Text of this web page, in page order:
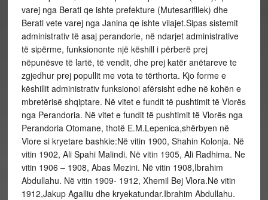
varej nga Berati qe ishte prefekture (Mutesarifllek) dhe
Berati vete varej nga Janina qe ishte vilajet.Sipas sistemit
administrativ të asaj perandorie, në ndarjet administrative
të sipërme, funksiononte një këshill i përberë prej
nëpunësve të lartë, të vendit, dhe prej katër anëtareve te
zgjedhur prej popullit me vota te tërthorta. Kjo forme e
këshillit administrativ funksionoi afërsisht edhe në kohën e
mbretërisë shqiptare. Në vitet e fundit të pushtimit të Vlorës
nga Perandoria. Në vitet e fundit të pushtimit të Vlorës nga
Perandoria Otomane, thotë E.M.Lepenica,shërbyen në
Vlore si kryetare bashkie:Në vitin 1900, Shahin Kolonja. Në
vitin 1902, Ali Spahi Malindi. Në vitin 1905, Ali Radhima. Ne
vitin 1906 – 1908, Abas Mezini. Në vitin 1908,Ibrahim
Abdullahu. Në vitin 1909- 1912, Xhemil Bej Vlora.Në vitin
1912,Jakup Agalliu dhe kryekatundar.Ibrahim Abdullahu.